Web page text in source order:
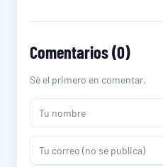
Comentarios (0)
Sé el primero en comentar.